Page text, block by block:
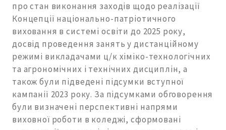
про стан виконання заходів щодо реалізації
Концепції національно-патріотичного
виховання в системі освіти до 2025 року,
досвід проведення занять у дистанційному
режимі викладачами ц/к хіміко-технологічних
та агрономічних і технічних дисциплін, а
також були підведені підсумки вступної
кампанії 2023 року. За підсумками обговорення
були визначені перспективні напрями
виховної роботи в коледжі, сформовані